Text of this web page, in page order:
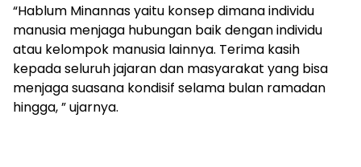
“Hablum Minannas yaitu konsep dimana individu
manusia menjaga hubungan baik dengan individu
atau kelompok manusia lainnya. Terima kasih
kepada seluruh jajaran dan masyarakat yang bisa
menjaga suasana kondisif selama bulan ramadan
hingga, ” ujarnya.